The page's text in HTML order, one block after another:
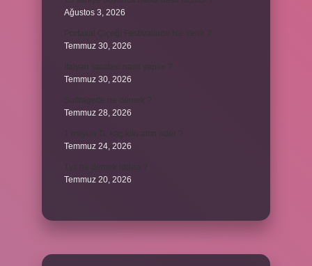
Ağustos 3, 2026
Temmuz 30, 2026
Temmuz 30, 2026
Temmuz 28, 2026
Temmuz 24, 2026
Temmuz 20, 2026